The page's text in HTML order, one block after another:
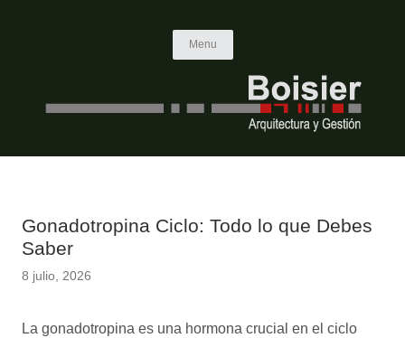
Menu Skip to content
Gonadotropina Ciclo: Todo lo que Debes
Saber
8 julio, 2026
La gonadotropina es una hormona crucial en el ciclo